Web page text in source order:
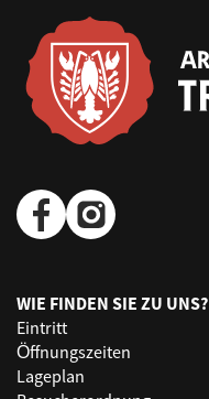
WIE FINDEN SIE ZU UNS?
Eintritt
Öffnungszeiten
Lageplan